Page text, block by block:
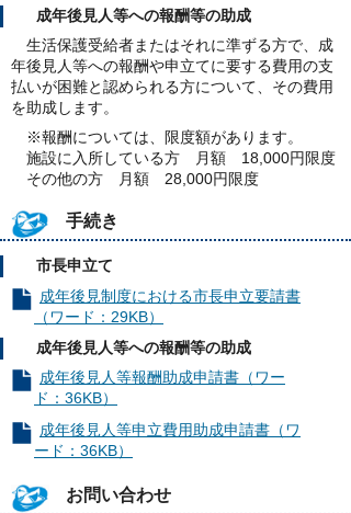
成年後見人等への報酬等の助成
生活保護受給者またはそれに準ずる方で、成
年後見人等への報酬や申立てに要する費用の支
払いが困難と認められる方について、その費用
を助成します。
※報酬については、限度額があります。
施設に入所している方 月額 18,000円限度
その他の方 月額 28,000円限度
手続き
市長申立て
成年後見制度における市長申立要請書
（ワード：29KB）
成年後見人等への報酬等の助成
成年後見人等報酬助成申請書（ワー
ド：36KB）
成年後見人等申立費用助成申請書（ワ
ード：36KB）
お問い合わせ